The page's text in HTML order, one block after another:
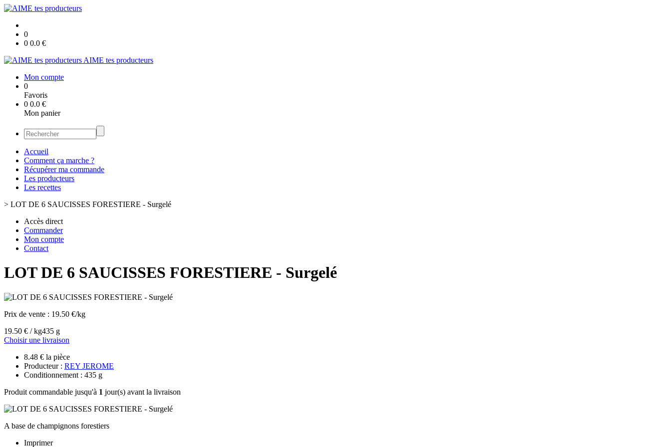
0
0 0.0 €
AIME tes producteurs
Mon compte
0
Favoris
0 0.0 €
Mon panier
Accueil
Comment ça marche ?
Récupérer ma commande
Les producteurs
Les recettes
> LOT DE 6 SAUCISSES FORESTIERE - Surgelé
Accès direct
Commander
Mon compte
Contact
LOT DE 6 SAUCISSES FORESTIERE - Surgelé
Prix de vente : 19.50 €/kg
19.50 € / kg435 g
Choisir une livraison
8.48 € la pièce
Producteur : REY JEROME
Conditionnement : 435 g
Produit commandable jusqu'à 1 jour(s) avant la livraison
A base de champignons forestiers
Imprimer